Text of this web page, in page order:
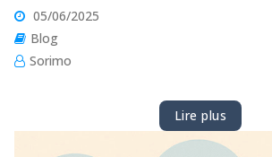
05/06/2025
Blog
Sorimo
Lire plus